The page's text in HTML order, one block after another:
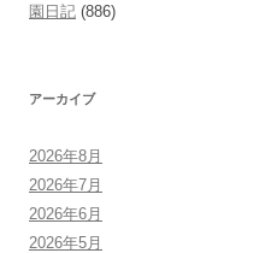
園日記 (886)
アーカイブ
2026年8月
2026年7月
2026年6月
2026年5月